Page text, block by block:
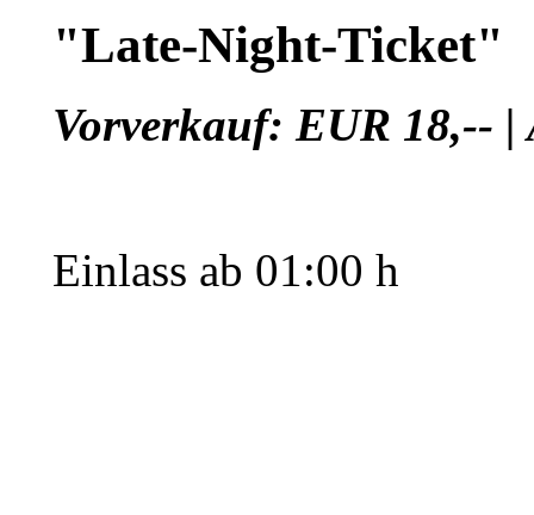
"Late-Night-Ticket"
Vorverkauf: EUR 18,-- |
Einlass ab 01:00 h